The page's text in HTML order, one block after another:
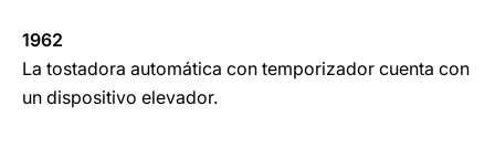
1962
La tostadora automática con temporizador cuenta con
un dispositivo elevador.